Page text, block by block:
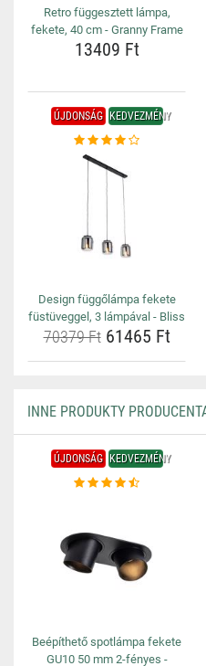
Retro függesztett lámpa,
fekete, 40 cm - Granny Frame
13409 Ft
ÚJDONSÁG KEDVEZMÉNY
Design függőlámpa fekete
füstüveggel, 3 lámpával - Bliss
70379 Ft61465 Ft
INNE PRODUKTY
ÚJDONSÁG KEDVEZMÉNY
Beépíthető spotlámpa fekete
GU10 50 mm 2-fényes -